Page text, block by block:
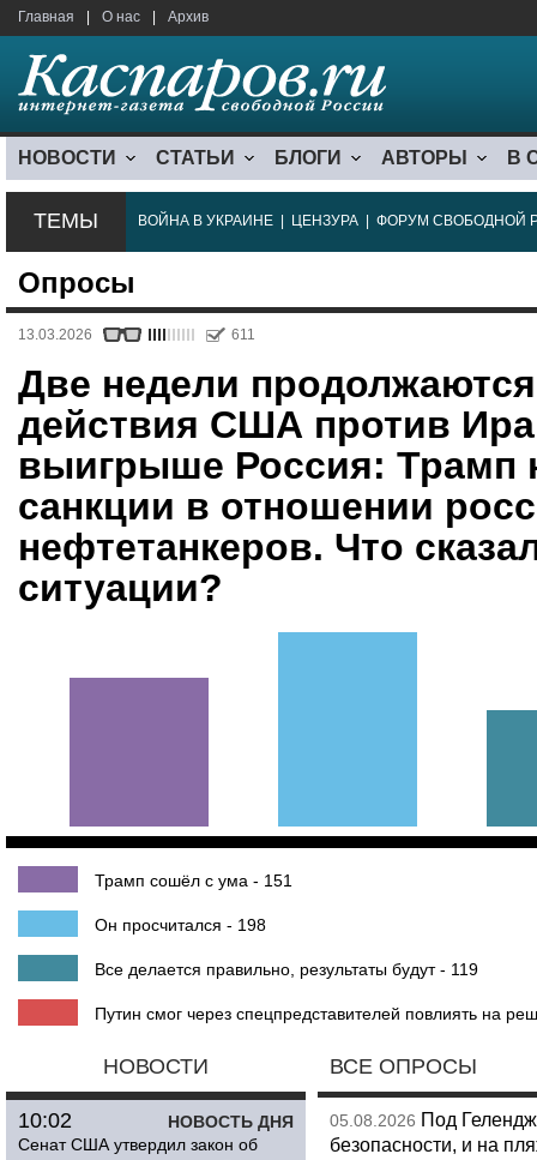
Главная О нас Архив
НОВОСТИ СТАТЬИ БЛОГИ АВТОРЫ В
ТЕМЫ ВОЙНА В УКРАИНЕ ЦЕНЗУРА ФОРУМ СВОБОДНОЙ
Опросы
13.03.2026 611
Две недели
действия США против
выигрыше Россия: Трамп
санкции в отношении
нефтетанкеров. Что
ситуации?
Трамп сошёл с ума - 151
Он просчитался - 198
Все делается правильно, результаты будут - 119
Путин смог через спецпредставителей повлиять на
НОВОСТИ
НОВОСТЬ ДНЯ
10:02
Сенат США утвердил закон об
ВСЕ ОПРОСЫ
05.08.2026 Под
безопасности, и на